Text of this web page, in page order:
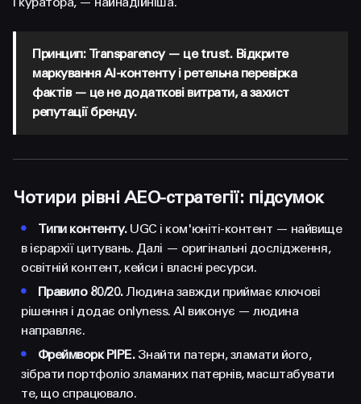
Принцип: Transparency — це trust. Відкрите
маркування AI-контенту і ретельна перевірка
фактів — це не додаткові витрати, а захист
репутації бренду.
Чотири рівні AEO-стратегії: підсумок
• Типи контенту.UGC і ком'юніті-контент — найвище
в ієрархії цитувань. Далі — оригінальні дослідження,
освітній контент, кейси і власні ресурси.
•
Правило 80/20.Людина завжди приймає ключові
рішення і додає onlyness. AI виконує — людина
направляє.
•
Фреймворк PIPE.Знайти патерн, зламати його,
зібрати портфоліо зламаних патернів, масштабувати
те, що спрацювало.